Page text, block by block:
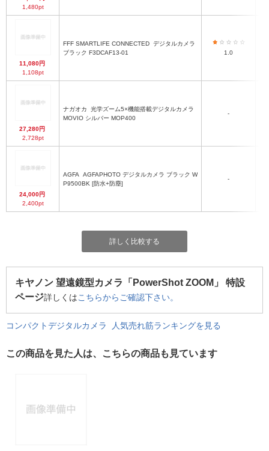
1,480pt
11,080円
1,108pt
FFF SMARTLIFE CONNECTED
ブラック F3DCAF13-01
1.0
27,280円
2,728pt
ナガオカ
MOVIO シルバー MOP400
-
24,000円
2,400pt
AGFA
P9500BK [防水+防塵]
-
詳しく比較する
キヤノン 望遠鏡型カメラ「PowerShot ZOOM」 特設
ページ詳しくはこちらからご確認下さい。
コンパクトデジタルカメラ 人気売れ筋ランキングを見る
この商品を見た人は、こちらの商品も見ています